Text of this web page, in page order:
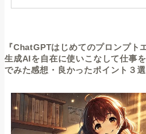
『ChatGPTはじめてのプロンプト
生成AIを自在に使いこなして仕事
でみた感想・良かったポイント３選